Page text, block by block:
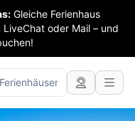
Gleiche Ferienhaus
oder Mail – und